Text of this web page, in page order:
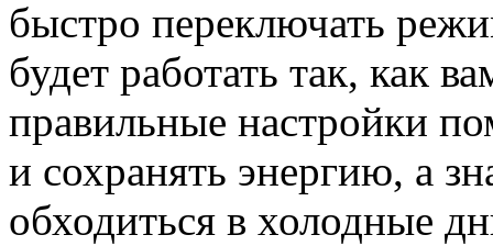
быстро переключать
будет работать так, как
правильные настройки
и сохранять энергию, а
обходиться в холодные